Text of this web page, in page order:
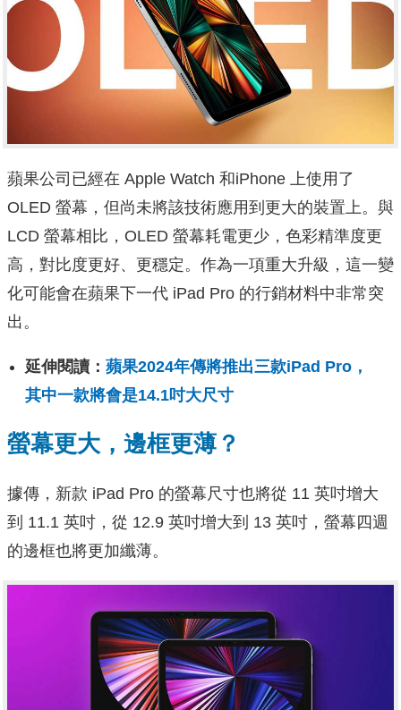
蘋果公司已經在 Apple Watch 和iPhone 上使用了
OLED 螢幕，但尚未將該技術應用到更大的裝置上。與
LCD 螢幕相比，OLED 螢幕耗電更少，色彩精準度更
高，對比度更好、更穩定。作為一項重大升級，這一變
化可能會在蘋果下一代 iPad Pro 的行銷材料中非常突
出。
延伸閱讀： 蘋果2024年傳將推出三款iPad Pro，
其中一款將會是14.1吋大尺寸
螢幕更大，邊框更薄？
據傳，新款 iPad Pro 的螢幕尺寸也將從 11 英吋增大
到 11.1 英吋，從 12.9 英吋增大到 13 英吋，螢幕四週
的邊框也將更加纖薄。